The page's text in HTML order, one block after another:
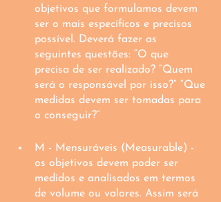
objetivos que formulamos devem
ser o mais específicos e precisos
possível. Deverá fazer as
seguintes questões: “O que
precisa de ser realizado? “Quem
será o responsável por isso?” “Que
medidas devem ser tomadas para
o conseguir?”
M - Mensuráveis (Measurable) -
os objetivos devem poder ser
medidos e analisados em termos
de volume ou valores. Assim será